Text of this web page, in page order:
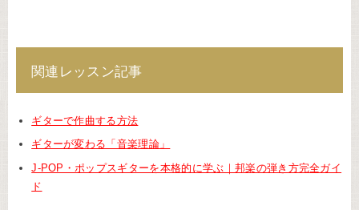
関連レッスン記事
ギターで作曲する方法
ギターが変わる「音楽理論」
J-POP・ポップスギターを本格的に学ぶ｜邦楽の弾き方完全ガイ
ド